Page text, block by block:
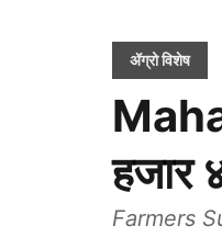
ॲग्रो विशेष
हजार
Farmers